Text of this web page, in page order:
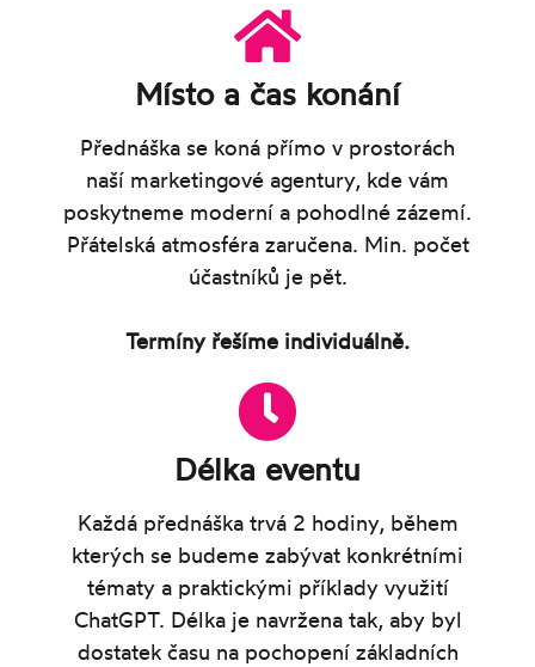
Místo a čas konání
Přednáška se koná přímo v prostorách
naší marketingové agentury, kde vám
poskytneme moderní a pohodlné zázemí.
Přátelská atmosféra zaručena. Min. počet
účastníků je pět.
Termíny řešíme individuálně.
Délka eventu
Každá přednáška trvá 2 hodiny, během
kterých se budeme zabývat konkrétními
tématy a praktickými příklady využití
ChatGPT. Délka je navržena tak, aby byl
dostatek času na pochopení základních